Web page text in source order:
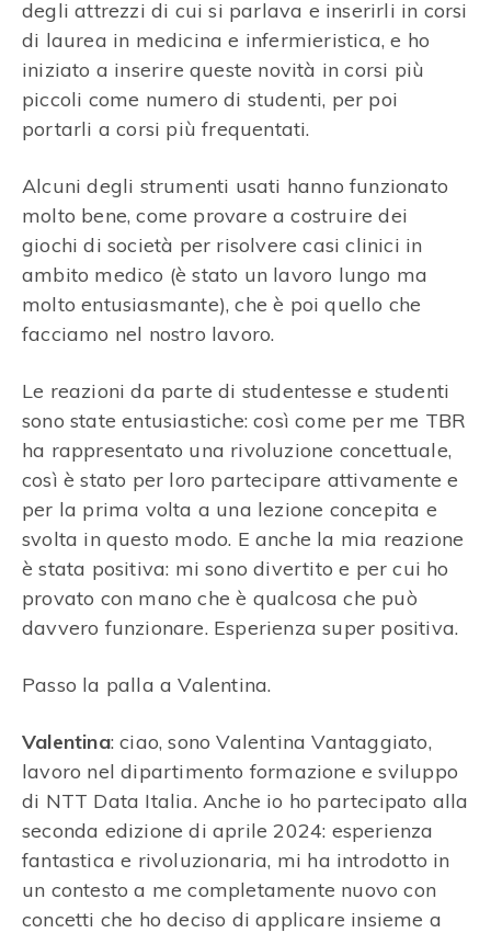
degli attrezzi di cui si parlava e inserirli in corsi
di laurea in medicina e infermieristica, e ho
iniziato a inserire queste novità in corsi più
piccoli come numero di studenti, per poi
portarli a corsi più frequentati.
Alcuni degli strumenti usati hanno funzionato
molto bene, come provare a costruire dei
giochi di società per risolvere casi clinici in
ambito medico (è stato un lavoro lungo ma
molto entusiasmante), che è poi quello che
facciamo nel nostro lavoro.
Le reazioni da parte di studentesse e studenti
sono state entusiastiche: così come per me TBR
ha rappresentato una rivoluzione concettuale,
così è stato per loro partecipare attivamente e
per la prima volta a una lezione concepita e
svolta in questo modo. E anche la mia reazione
è stata positiva: mi sono divertito e per cui ho
provato con mano che è qualcosa che può
davvero funzionare. Esperienza super positiva.
Passo la palla a Valentina.
Valentina: ciao, sono Valentina Vantaggiato,
lavoro nel dipartimento formazione e sviluppo
di NTT Data Italia. Anche io ho partecipato alla
seconda edizione di aprile 2024: esperienza
fantastica e rivoluzionaria, mi ha introdotto in
un contesto a me completamente nuovo con
concetti che ho deciso di applicare insieme a